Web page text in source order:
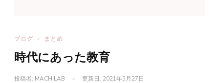
ブログ まとめ
時代にあった教育
投稿者: MACHILAB 更新日: 2021年5月27日